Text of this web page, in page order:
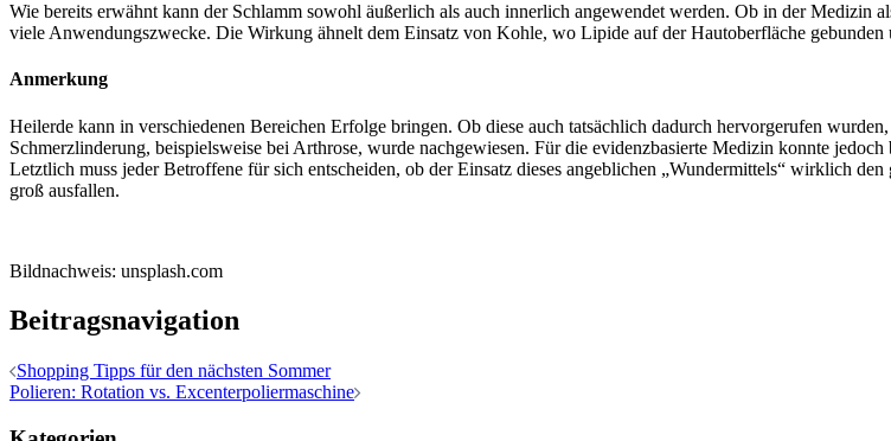
Wie bereits erwähnt kann der Schlamm sowohl äußerlich als auch innerlich angewendet werden. Ob in der
viele Anwendungszwecke. Die Wirkung ähnelt dem Einsatz von Kohle, wo Lipide auf der Hautoberfläche gebunden
Anmerkung
Heilerde kann in verschiedenen Bereichen Erfolge bringen. Ob diese auch tatsächlich dadurch hervorgerufen
Schmerzlinderung, beispielsweise bei Arthrose, wurde nachgewiesen. Für die evidenzbasierte Medizin konnte
Letztlich muss jeder Betroffene für sich entscheiden, ob der Einsatz dieses angeblichen „Wundermittels“ wirklich
groß ausfallen.
Bildnachweis: unsplash.com
Beitragsnavigation
Shopping Tipps für den nächsten Sommer
Polieren: Rotation vs. Excenterpoliermaschine